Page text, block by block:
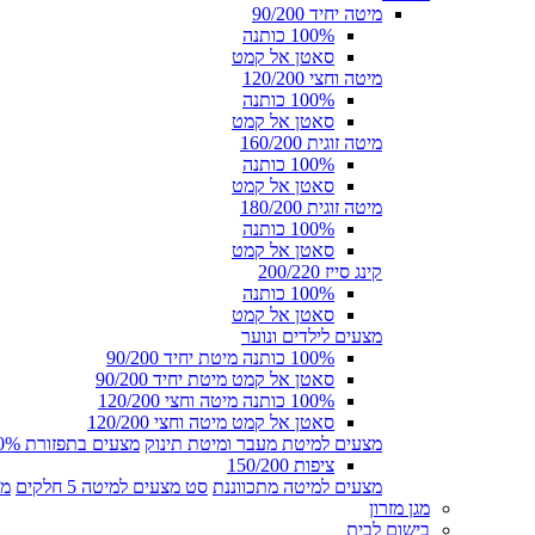
מיטה יחיד 90/200
100% כותנה
סאטן אל קמט
מיטה וחצי 120/200
100% כותנה
סאטן אל קמט
מיטה זוגית 160/200
100% כותנה
סאטן אל קמט
מיטה זוגית 180/200
100% כותנה
סאטן אל קמט
קינג סייז 200/220
100% כותנה
סאטן אל קמט
מצעים לילדים ונוער
100% כותנה מיטת יחיד 90/200
סאטן אל קמט מיטת יחיד 90/200
100% כותנה מיטה וחצי 120/200
סאטן אל קמט מיטה וחצי 120/200
מצעים למיטת מעבר ומיטת תינוק מצעים בתפזורת 100% כותנה
ציפות 150/200
מצעים למיטה מתכווננת סט מצעים למיטה 5 חלקים
מגן מזרון
בישום לבית